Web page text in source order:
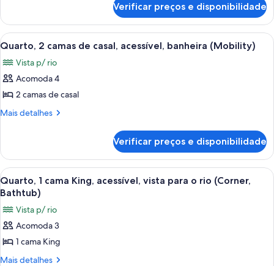
de
casal,
sacada,
vista
para
o
rio
2
camas
de
sacada,
vista
o
rio
Verificar preços e disponibilidade
Carrega
todas
as
fotos
de
Quarto,
de
casal,
acessível,
banheira
(Mobility)
Quarto de hotel com duas camas,
8
Quarto, 2 camas de casal, acessível, banheira (Mobility)
Vista p/ rio
Acomoda 4
2 camas de casal
Mais detalhes
Mais
2
camas
de
casal,
banheira
(Mobility)
Verificar preços e disponibilidade
Carrega
todas
fotos
de
Quarto,
1
Quarto de hotel com uma cama
8
Quarto, 1 cama King, acessível, vista para o rio (Corner,
Bathtub)
Vista p/ rio
Acomoda 3
1 cama King
Mais detalhes
Mais